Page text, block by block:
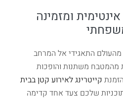
ומזמינה
התאגידי אל המרחב
מהמטבח משתנות והופכות
קייטרינג לאירוע קטן בבית
שלכם צעד אחד קדימה